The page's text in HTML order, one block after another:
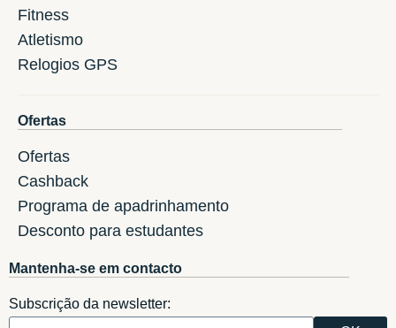
Fitness
Atletismo
Relogios GPS
Ofertas
Ofertas
Cashback
Programa de apadrinhamento
Desconto para estudantes
Mantenha-se em contacto
Subscrição da newsletter: